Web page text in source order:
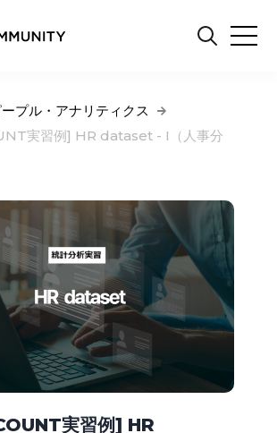
ープル・アナリティクス
実習例] HR dataset - I（人事分
実習例] HR